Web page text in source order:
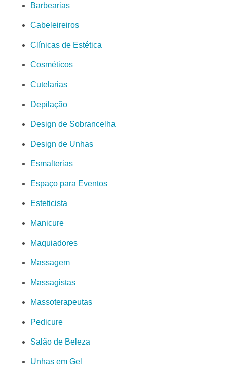
Barbearias
Cabeleireiros
Clínicas de Estética
Cosméticos
Cutelarias
Depilação
Design de Sobrancelha
Design de Unhas
Esmalterias
Espaço para Eventos
Esteticista
Manicure
Maquiadores
Massagem
Massagistas
Massoterapeutas
Pedicure
Salão de Beleza
Unhas em Gel